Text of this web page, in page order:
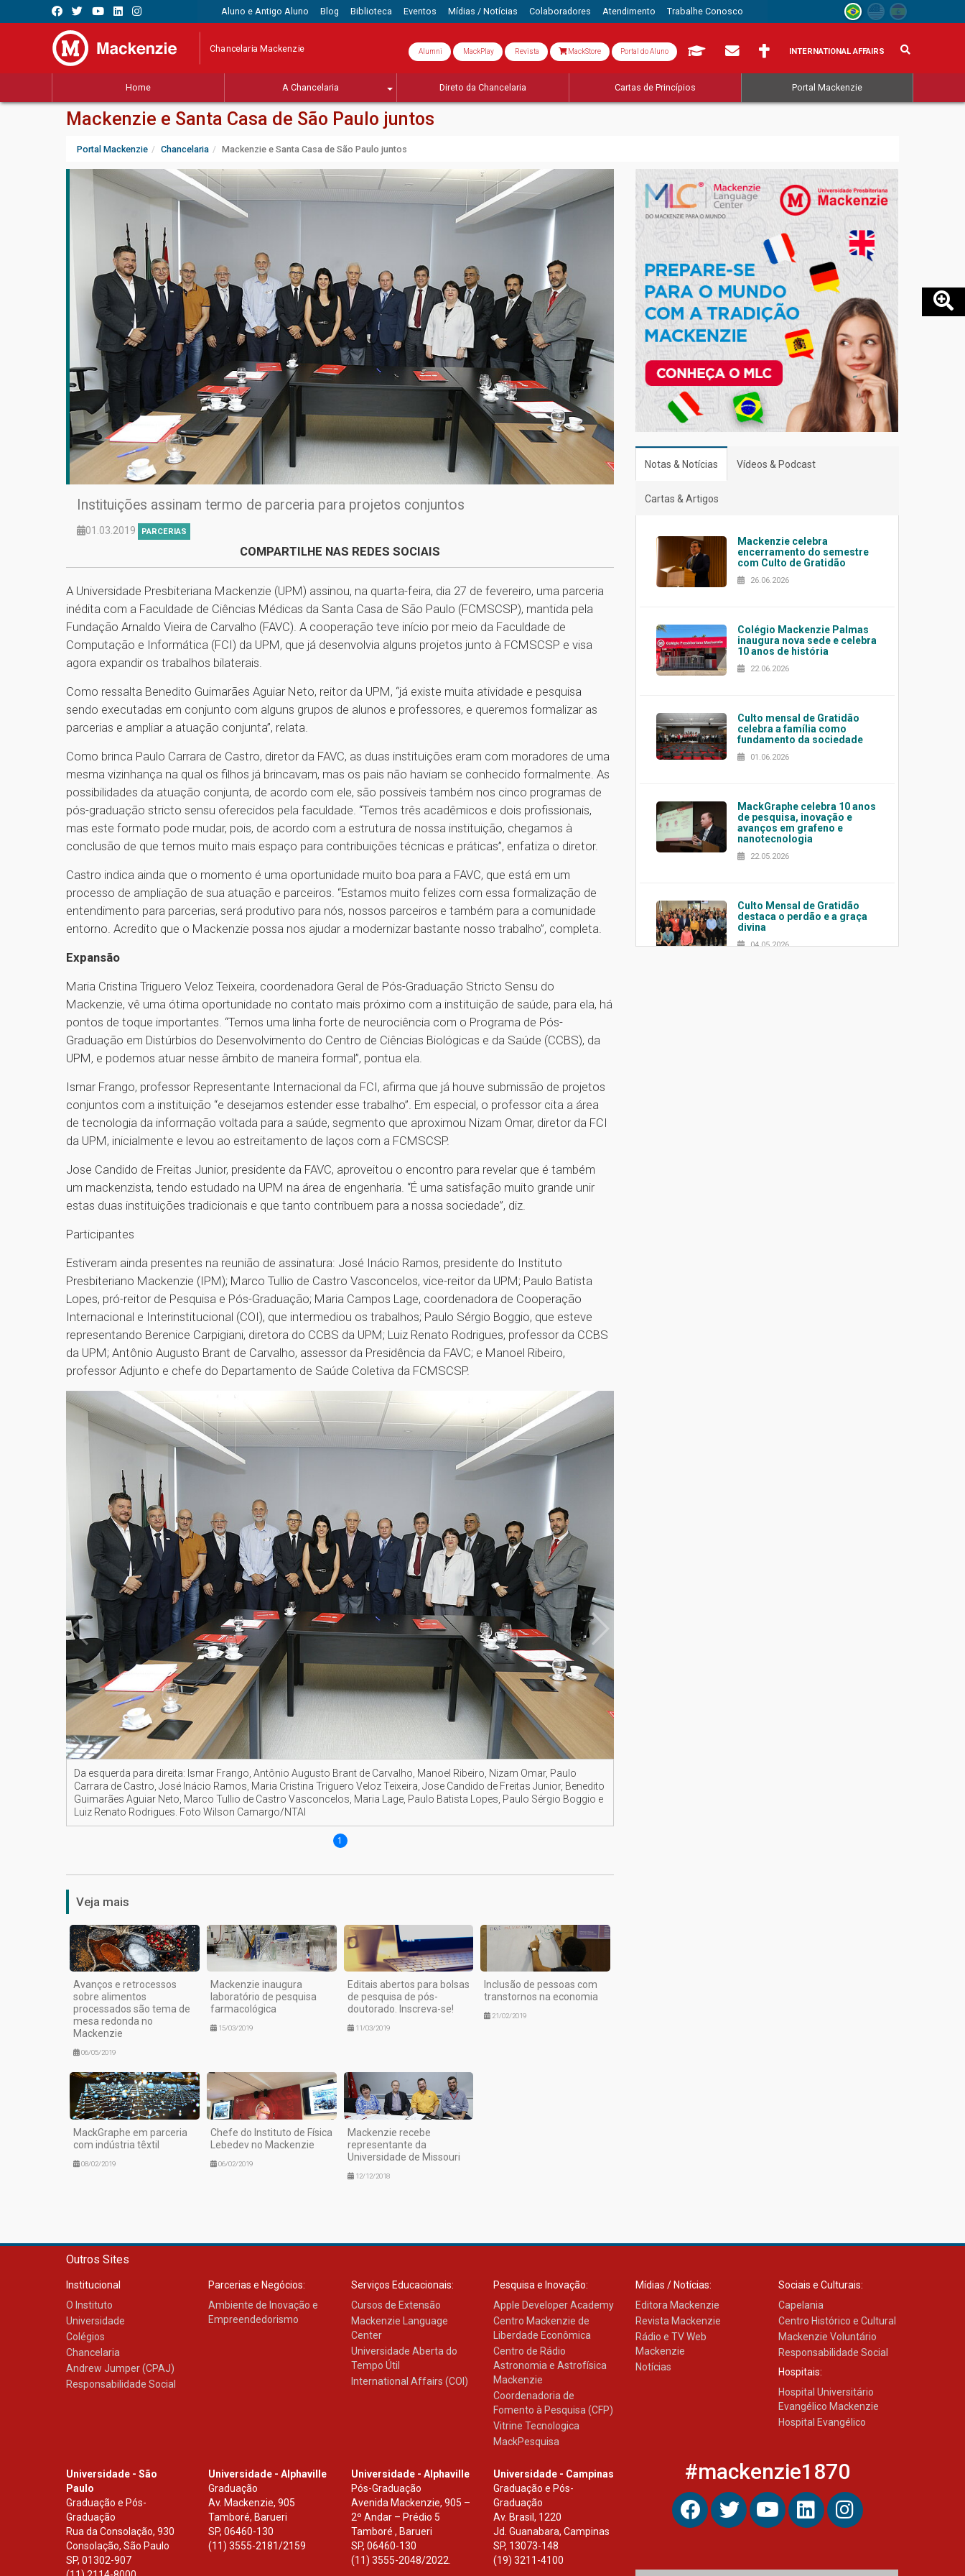
Aluno e Antigo Aluno Blog Biblioteca Eventos Mídias / Notícias Colaboradores Atendimento Trabalhe Conosco
Chancelaria Mackenzie Alumni MackPlay Revista MackStore Portal do Aluno INTERNATIONAL AFFAIRS
Home A Chancelaria Direto da Chancelaria Cartas de Princípios Portal Mackenzie
Mackenzie e Santa Casa de São Paulo juntos
Portal Mackenzie Chancelaria Mackenzie e Santa Casa de São Paulo juntos
Instituições assinam termo de parceria para projetos conjuntos
01.03.2019 PARCERIAS
COMPARTILHE NAS REDES SOCIAIS
A Universidade Presbiteriana Mackenzie (UPM) assinou, na quarta-feira, dia 27 de fevereiro, uma parceria
inédita com a Faculdade de Ciências Médicas da Santa Casa de São Paulo (FCMSCSP), mantida pela
Fundação Arnaldo Vieira de Carvalho (FAVC). A cooperação teve início por meio da Faculdade de
Computação e Informática (FCI) da UPM, que já desenvolvia alguns projetos junto à FCMSCSP e visa
agora expandir os trabalhos bilaterais.
Como ressalta Benedito Guimarães Aguiar Neto, reitor da UPM, “já existe muita atividade e pesquisa
sendo executadas em conjunto com alguns grupos de alunos e professores, e queremos formalizar as
parcerias e ampliar a atuação conjunta”, relata.
Como brinca Paulo Carrara de Castro, diretor da FAVC, as duas instituições eram com moradores de uma
mesma vizinhança na qual os filhos já brincavam, mas os pais não haviam se conhecido formalmente. As
possibilidades da atuação conjunta, de acordo com ele, são possíveis também nos cinco programas de
pós-graduação stricto sensu oferecidos pela faculdade. “Temos três acadêmicos e dois profissionais,
mas este formato pode mudar, pois, de acordo com a estrutura de nossa instituição, chegamos à
conclusão de que temos muito mais espaço para contribuições técnicas e práticas”, enfatiza o diretor.
Castro indica ainda que o momento é uma oportunidade muito boa para a FAVC, que está em um
processo de ampliação de sua atuação e parceiros. “Estamos muito felizes com essa formalização de
entendimento para parcerias, será produtivo para nós, nossos parceiros e também para a comunidade
entorno. Acredito que o Mackenzie possa nos ajudar a modernizar bastante nosso trabalho”, completa.
Expansão
Maria Cristina Triguero Veloz Teixeira, coordenadora Geral de Pós-Graduação Stricto Sensu do
Mackenzie, vê uma ótima oportunidade no contato mais próximo com a instituição de saúde, para ela, há
pontos de toque importantes. “Temos uma linha forte de neurociência com o Programa de Pós-
Graduação em Distúrbios do Desenvolvimento do Centro de Ciências Biológicas e da Saúde (CCBS), da
UPM, e podemos atuar nesse âmbito de maneira formal”, pontua ela.
Ismar Frango, professor Representante Internacional da FCI, afirma que já houve submissão de projetos
conjuntos com a instituição “e desejamos estender esse trabalho”. Em especial, o professor cita a área
de tecnologia da informação voltada para a saúde, segmento que aproximou Nizam Omar, diretor da FCI
da UPM, inicialmente e levou ao estreitamento de laços com a FCMSCSP.
Jose Candido de Freitas Junior, presidente da FAVC, aproveitou o encontro para revelar que é também
um mackenzista, tendo estudado na UPM na área de engenharia. “É uma satisfação muito grande unir
estas duas instituições tradicionais e que tanto contribuem para a nossa sociedade”, diz.
Participantes
Estiveram ainda presentes na reunião de assinatura: José Inácio Ramos, presidente do Instituto
Presbiteriano Mackenzie (IPM); Marco Tullio de Castro Vasconcelos, vice-reitor da UPM; Paulo Batista
Lopes, pró-reitor de Pesquisa e Pós-Graduação; Maria Campos Lage, coordenadora de Cooperação
Internacional e Interinstitucional (COI), que intermediou os trabalhos; Paulo Sérgio Boggio, que esteve
representando Berenice Carpigiani, diretora do CCBS da UPM; Luiz Renato Rodrigues, professor da CCBS
da UPM; Antônio Augusto Brant de Carvalho, assessor da Presidência da FAVC; e Manoel Ribeiro,
professor Adjunto e chefe do Departamento de Saúde Coletiva da FCMSCSP.
Da esquerda para direita: Ismar Frango, Antônio Augusto Brant de Carvalho, Manoel Ribeiro, Nizam Omar, Paulo
Carrara de Castro, José Inácio Ramos, Maria Cristina Triguero Veloz Teixeira, Jose Candido de Freitas Junior, Benedito
Guimarães Aguiar Neto, Marco Tullio de Castro Vasconcelos, Maria Lage, Paulo Batista Lopes, Paulo Sérgio Boggio e
Luiz Renato Rodrigues. Foto Wilson Camargo/NTAI
1
Veja mais
Avanços e retrocessos
sobre alimentos
processados são tema de
mesa redonda no
Mackenzie
06/05/2019
Mackenzie inaugura
laboratório de pesquisa
farmacológica
15/03/2019
Editais abertos para bolsas
de pesquisa de pós-
doutorado. Inscreva-se!
11/03/2019
Inclusão de pessoas com
transtornos na economia
21/02/2019
MackGraphe em parceria
com indústria têxtil
08/02/2019
Chefe do Instituto de Física
Lebedev no Mackenzie
06/02/2019
Mackenzie recebe
representante da
Universidade de Missouri
12/12/2018
Notas & Notícias Vídeos & Podcast
Cartas & Artigos
Mackenzie celebra
encerramento do semestre
com Culto de Gratidão
26.06.2026
Colégio Mackenzie Palmas
inaugura nova sede e celebra
10 anos de história
22.06.2026
Culto mensal de Gratidão
celebra a família como
fundamento da sociedade
01.06.2026
MackGraphe celebra 10 anos
de pesquisa, inovação e
avanços em grafeno e
nanotecnologia
22.05.2026
Culto Mensal de Gratidão
destaca o perdão e a graça
divina
04.05.2026
Outros Sites
Institucional
O Instituto
Universidade
Colégios
Chancelaria
Andrew Jumper (CPAJ)
Responsabilidade Social
Parcerias e Negócios:
Ambiente de Inovação e
Empreendedorismo
Serviços Educacionais:
Cursos de Extensão
Mackenzie Language
Center
Universidade Aberta do
Tempo Útil
International Affairs (COI)
Pesquisa e Inovação:
Apple Developer Academy
Centro Mackenzie de
Liberdade Econômica
Centro de Rádio
Astronomia e Astrofísica
Mackenzie
Coordenadoria de
Fomento à Pesquisa (CFP)
Vitrine Tecnologica
MackPesquisa
Mídias / Notícias:
Editora Mackenzie
Revista Mackenzie
Rádio e TV Web
Mackenzie
Notícias
Sociais e Culturais:
Capelania
Centro Histórico e Cultural
Mackenzie Voluntário
Responsabilidade Social
Hospitais:
Hospital Universitário
Evangélico Mackenzie
Hospital Evangélico
Universidade - São
Paulo
Graduação e Pós-
Graduação
Rua da Consolação, 930
Consolação, São Paulo
SP, 01302-907
Universidade - Alphaville
Graduação
Av. Mackenzie, 905
Tamboré, Barueri
SP,06460-130
(11) 3555-2181/2159
Universidade - Alphaville
Pós-Graduação
Avenida Mackenzie, 905 –
2º Andar – Prédio 5
Tamboré , Barueri
SP, 06460-130
(11) 3555-2048/2022.
Universidade - Campinas
Graduação e Pós-
Graduação
Av. Brasil, 1220
Jd. Guanabara, Campinas
SP, 13073-148
(19) 3211-4100
#mackenzie1870